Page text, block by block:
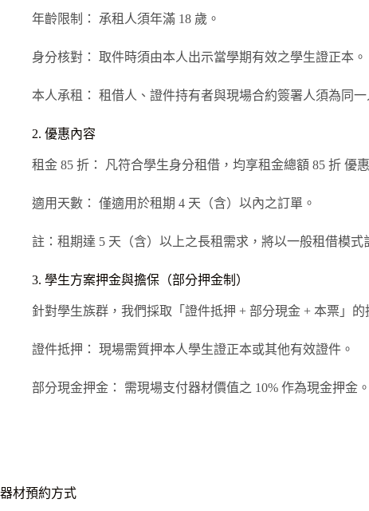
年齡限制： 承租人須年滿 18 歲。
身分核對： 取件時須由本人出示當學期有效之學生證正本。
本人承租： 租借人、證件持有者與現場合約簽署人須為同
2. 優惠內容
租金 85 折： 凡符合學生身分租借，均享租金總額 85 折 優惠
適用天數： 僅適用於租期 4 天（含）以內之訂單。
註：租期達 5 天（含）以上之長租需求，將以一般租借模式
3. 學生方案押金與擔保（部分押金制）
針對學生族群，我們採取「證件抵押 + 部分現金 + 本票」的
證件抵押： 現場需質押本人學生證正本或其他有效證件。
部分現金押金： 需現場支付器材價值之 10% 作為現金押金。
器材預約方式